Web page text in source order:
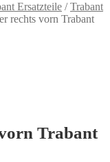
Ersatzteile /Trabant
rechts vorn Trabant
Trabant